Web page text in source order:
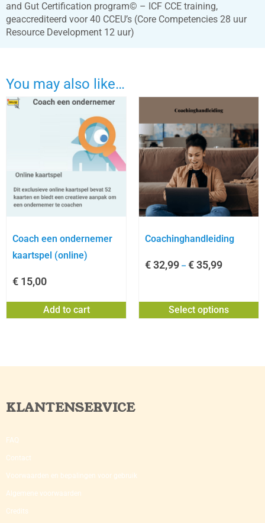
and Gut Certification program© – ICF CCE training,
geaccrediteerd voor 40 CCEU’s (Core Competencies 28 uur
Resource Development 12 uur)
You may also like…
Coach een ondernemer
kaartspel (online)
€ 15,00
Add to cart
Coachinghandleiding
€32,99 – €35,99
Select options
KLANTENSERVICE
FAQ
Contact
Voorwaarden en bepalingen voor gebruik
Algemene voorwaarden
Credits